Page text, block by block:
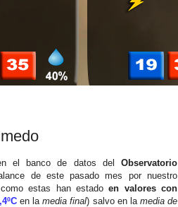
el banco de datos del Observatorio
de este pasado mes por nuestro
como estas han estadoen valores con
en lamedia final) salvo en la media de